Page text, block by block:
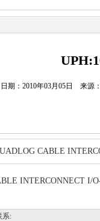
期：2010年03月05日 来源
CABLE
INTERCONNECT I/
系: